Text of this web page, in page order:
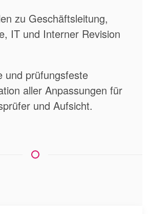
zu Geschäftsleitung,
IT und Interner Revision
und prüfungsfeste
aller Anpassungen für
und Aufsicht.